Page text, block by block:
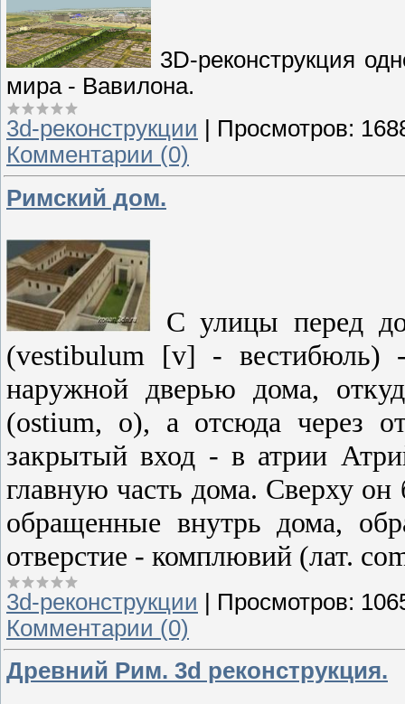
3D-реконструкция
мира - Вавилона.
3d-реконструкции
Просмотров:
Комментарии (0)
Римский дом.
С улицы перед
(vestibulum [v] - вестибюль)
наружной дверью дома,
(ostium, о), а отсюда через
закрытый вход - в атрии
главную часть дома. Сверху
обращенные внутрь дома,
отверстие - комплювий (лат.
3d-реконструкции | Просмотров:
Комментарии (0)
Древний Рим. 3d реконструкция.